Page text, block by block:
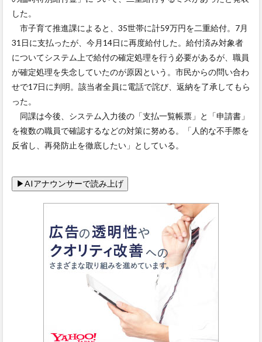
した。
市子育て推進課によると、35世帯に計59万円を二重給付。7月
31日に支払ったが、今月14日に再度給付した。給付済み対象者
についてシステム上で給付の確定処理を行う必要があるが、職員
が確定処理を失念していたのが原因という。市民からの問い合わ
せで17日に判明。該当者全員に電話で詫び、返納を了承してもら
った。
同課は今後、システム入力後の「支払一覧帳票」と「申請書」
を複数の職員で確認するなどの対策に努める。「人的な不手際を
反省し、再発防止を徹底したい」としている。